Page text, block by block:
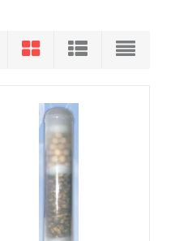
солей
обогащаться 7
для
минерализующий
образом
напитка,